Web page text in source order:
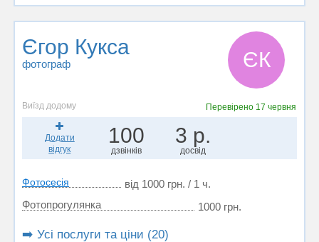
Єгор Кукса
фотограф ЄК
Виїзд додому Перевірено 17 червня
Додати
відгук
100
дзвінків
3 р.
досвід
Фотосесія
від 1000 грн. / 1 ч.
Фотопрогулянка
1000 грн.
➡️ Усі послуги та ціни (20)